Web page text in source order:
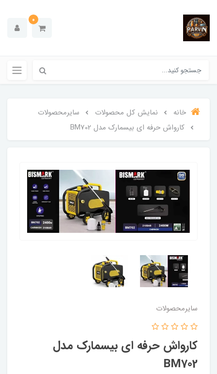
0
خانه نمایش کل محصولات
سایرمحصولات
کارواش حرفه ای بیسمارک مدل BM702
سایرمحصولات
کارواش حرفه ای بیسمارک مدل
BM702